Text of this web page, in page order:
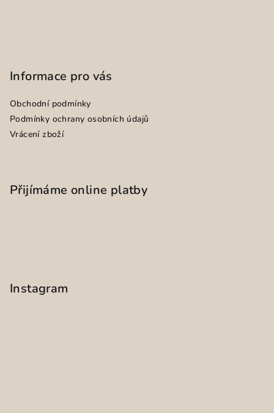
Informace pro vás
Obchodní podmínky
Podmínky ochrany osobních údajů
Vrácení zboží
Přijímáme online platby
Instagram